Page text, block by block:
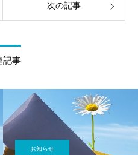
次の記事
記事
お知らせ